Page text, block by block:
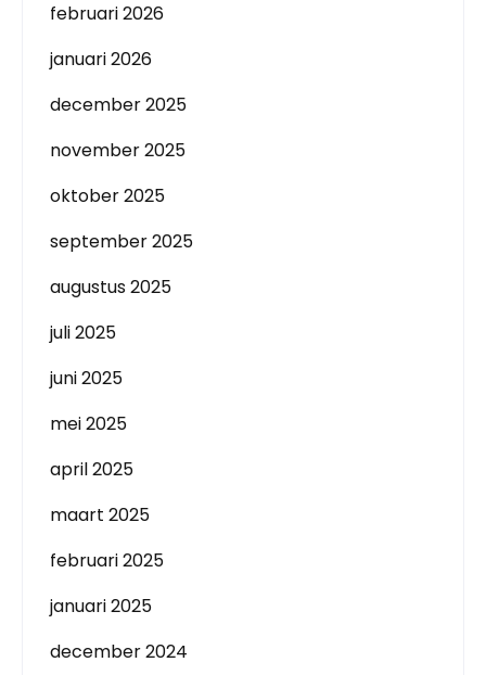
februari 2026
januari 2026
december 2025
november 2025
oktober 2025
september 2025
augustus 2025
juli 2025
juni 2025
mei 2025
april 2025
maart 2025
februari 2025
januari 2025
december 2024